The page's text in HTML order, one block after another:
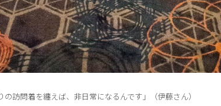
の訪問着を纏えば、非日常になるんです」（伊藤さん）